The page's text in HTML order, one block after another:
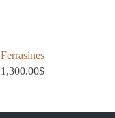
Ferrasines
1,300.00$